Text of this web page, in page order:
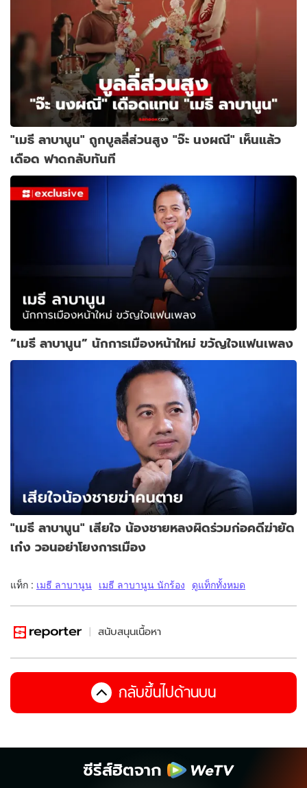
"เมธี ลาบานูน" ถูกบูลลี่ส่วนสูง "จ๊ะ นงผณี" เห็นแล้ว
เดือด ฟาดกลับทันที
“เมธี ลาบานูน” นักการเมืองหน้าใหม่ ขวัญใจแฟนเพลง
"เมธี ลาบานูน" เสียใจ น้องชายหลงผิดร่วมก่อคดีฆ่ายัด
เก๋ง วอนอย่าโยงการเมือง
แท็ก : เมธี ลาบานูน เมธี ลาบานูน นักร้อง ดูแท็กทั้งหมด
สนับสนุนเนื้อหา
กลับขึ้นไปด้านบน
ซีรีส์ฮิตจาก